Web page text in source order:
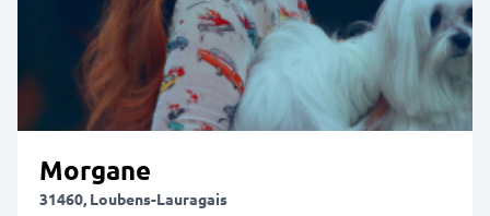
Morgane
31460, Loubens-Lauragais